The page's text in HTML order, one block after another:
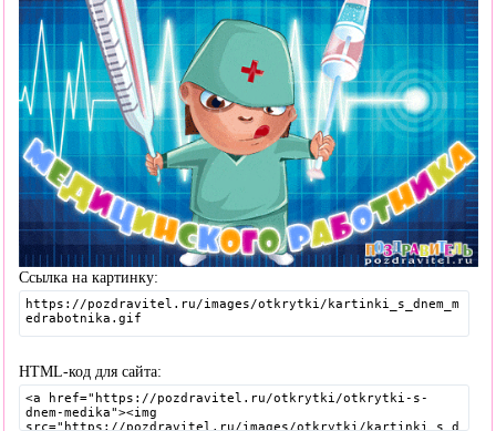
Ссылка на картинку:
HTML-код для сайта: